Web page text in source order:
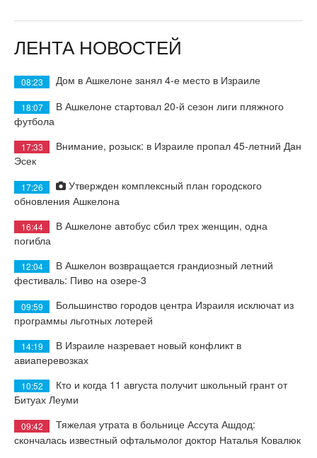
ЛЕНТА НОВОСТЕЙ
08:23 Дом в Ашкелоне занял 4-е место в Израиле
18:07
В Ашкелоне стартовал 20-й сезон лиги пляжного
футбола
17:33
Внимание, розыск: в Израиле пропал 45-летний Дан
Эсек
17:26
Утвержден комплексный план городского
обновления Ашкелона
16:44
В Ашкелоне автобус сбил трех женщин, одна
погибла
12:04
В Ашкелон возвращается грандиозный летний
фестиваль: Пиво на озере-3
09:59
Большинство городов центра Израиля исключат из
программы льготных лотерей
14:19
В Израиле назревает новый конфликт в
авиаперевозках
10:52
Кто и когда 11 августа получит школьный грант от
Битуах Леуми
09:42
Тяжелая утрата в больнице Ассута Ашдод:
скончалась известный офтальмолог доктор Наталья Ковалюк